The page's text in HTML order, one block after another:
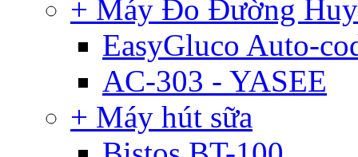
+ Máy Đo Đường
EasyGluco Auto-
AC-303 - YASEE
+ Máy hút sữa